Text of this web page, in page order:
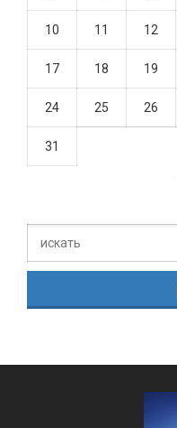
10 11 12
17 18 19
24 25 26
31